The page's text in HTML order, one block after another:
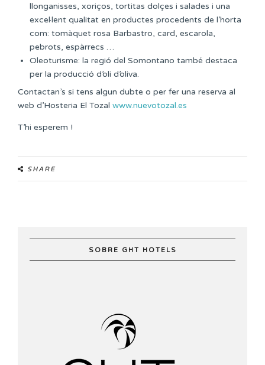
llonganisses, xoriços, tortitas dolçes i salades i una
excel·lent qualitat en productes procedents de l’horta
com: tomàquet rosa Barbastro, card, escarola,
pebrots, espàrrecs …
Oleoturisme: la regió del Somontano també destaca
per la producció d’oli d’oliva.
Contactan’s si tens algun dubte o per fer una reserva al
web d’Hosteria El Tozal www.nuevotozal.es
T’hi esperem !
SHARE
SOBRE GHT HOTELS